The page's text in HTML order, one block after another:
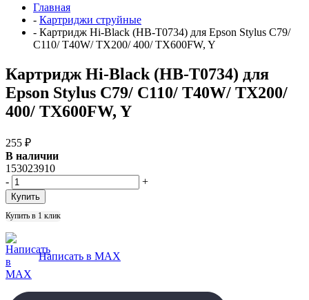
Главная
- Картриджи струйные
- Картридж Hi-Black (HB-T0734) для Epson Stylus C79/
C110/ T40W/ TX200/ 400/ TX600FW, Y
Картридж Hi-Black (HB-T0734) для
Epson Stylus C79/ C110/ T40W/ TX200/
400/ TX600FW, Y
255 ₽
В наличии
153023910
-
+
Купить в 1 клик
Написать в MAX